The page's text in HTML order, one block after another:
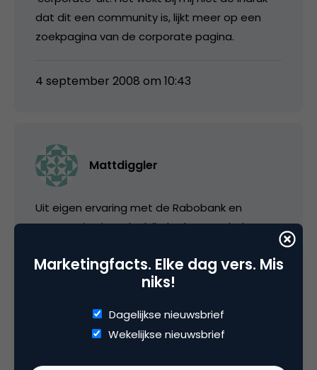
dat dit een community is, lijkt meer op een
zoekpagina van de corporate pagina.
4 september 2008 om 10:43
Mattdiggler
Uit eigen ervaring met de Rabobank en
communitysites denk ik dat het een hele
slagen.
liever niet de controle uit handen en wilt alles
blijven beslissen. Hierbij is het belangrijk dat zij
Marketingfacts. Elke dag vers. Mis
niks!
Dagelijkse nieuwsbrief
Wekelijkse nieuwsbrief